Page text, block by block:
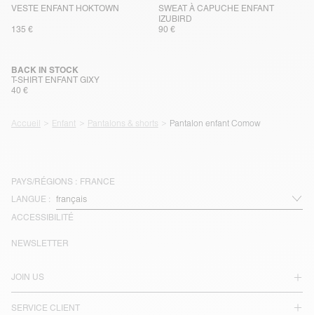
VESTE ENFANT HOKTOWN
135 €
SWEAT À CAPUCHE ENFANT
IZUBIRD
90 €
T-SHIRT ENFANT GIXY
BACK IN STOCK
40 €
Accueil Enfant Pantalons & shorts Pantalon enfant Comow
PAYS/RÉGIONS : FRANCE
LANGUE :
ACCESSIBILITÉ
JOIN US
SERVICE CLIENT
NEWSLETTER